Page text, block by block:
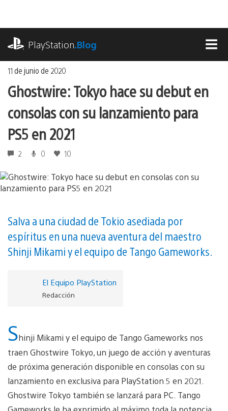
contenido
PlayStation.Blog
11 de junio de 2020
Ghostwire: Tokyo hace su debut en
consolas con su lanzamiento para
PS5 en 2021
2 0 10
Salva a una ciudad de Tokio asediada por
espíritus en una nueva aventura del maestro
Shinji Mikami y el equipo de Tango Gameworks.
El Equipo PlayStation
Redacción
Shinji Mikami y el equipo de Tango Gameworks nos
traen Ghostwire Tokyo, un juego de acción y aventuras
de próxima generación disponible en consolas con su
lanzamiento en exclusiva para PlayStation 5 en 2021.
Ghostwire Tokyo también se lanzará para PC. Tango